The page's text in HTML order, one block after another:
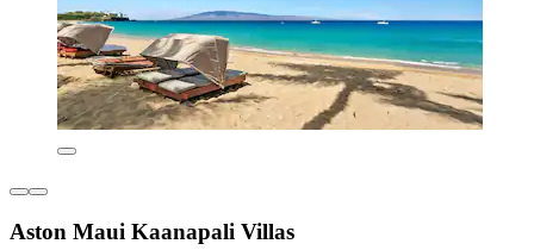
Aston Maui Kaanapali Villas